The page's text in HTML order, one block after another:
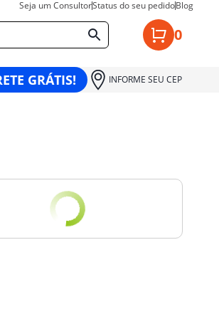
Seja um ConsultorStatus do seu pedidoBlog
0
GRÁTIS! INFORME SEU CEP